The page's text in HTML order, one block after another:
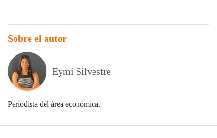
Sobre el autor
Eymi Silvestre
Periodista del área económica.